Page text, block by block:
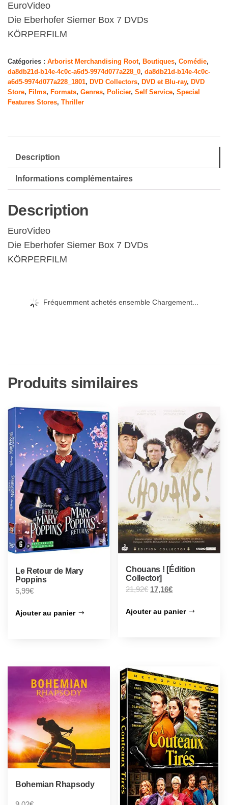
EuroVideo
Die Eberhofer Siemer Box 7 DVDs
KÖRPERFILM
Catégories : Arborist Merchandising Root, Boutiques, Comédie,
da8db21d-b14e-4c0c-a6d5-9974d077a228_0, da8db21d-b14e-4c0c-
a6d5-9974d077a228_1801, DVD Collectors, DVD et Blu-ray, DVD
Store, Films, Formats, Genres, Policier, Self Service, Special
Features Stores, Thriller
Description
Informations complémentaires
Description
EuroVideo
Die Eberhofer Siemer Box 7 DVDs
KÖRPERFILM
Fréquemment achetés ensemble Chargement...
Produits similaires
Le Retour de Mary
Poppins
5,99€
Ajouter au panier
Chouans ! [Édition
Collector]
21,92€ 17,16€
Ajouter au panier
Bohemian Rhapsody